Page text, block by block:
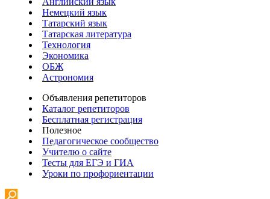
Немецкий язык
Татарский язык
Татарская литература
Технология
Экономика
ОБЖ
Астрономия
Объявления репетиторов
Каталог репетиторов
Бесплатная регистрация
Полезное
Педагогическое сообщество
Учителю о сайте
Тесты для ЕГЭ и ГИА
Уроки по профориентации